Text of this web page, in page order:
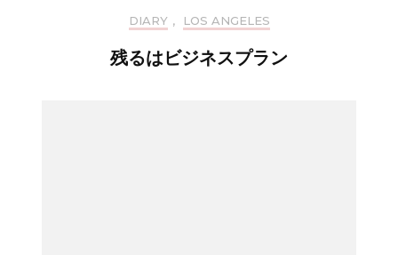
DIARY , LOS ANGELES
残るはビジネスプラン